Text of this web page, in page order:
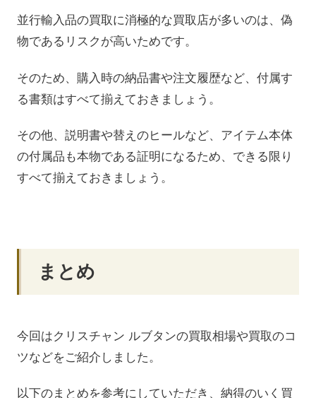
並行輸入品の買取に消極的な買取店が多いのは、偽
物であるリスクが高いためです。
そのため、購入時の納品書や注文履歴など、付属す
る書類はすべて揃えておきましょう。
その他、説明書や替えのヒールなど、アイテム本体
の付属品も本物である証明になるため、できる限り
すべて揃えておきましょう。
まとめ
今回はクリスチャン ルブタンの買取相場や買取のコ
ツなどをご紹介しました。
以下のまとめを参考にしていただき、納得のいく買